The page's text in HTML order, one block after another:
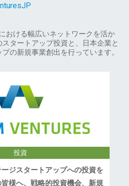
おける幅広いネットワークを活か
タートアップ投資と、日本企業と
の新規事業創出を行っています。
投資
ジスタートアップへの投資を
様へ、戦略的投資機会、新規